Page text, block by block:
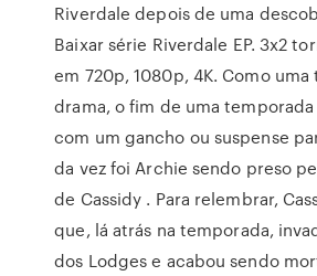
Riverdale depois de uma
Baixar série Riverdale EP. 3x2
em 720p, 1080p, 4K. Como
drama, o fim de uma
com um gancho ou suspense
da vez foi Archie sendo preso
de Cassidy . Para relembrar,
que, lá atrás na temporada,
dos Lodges e acabou sendo